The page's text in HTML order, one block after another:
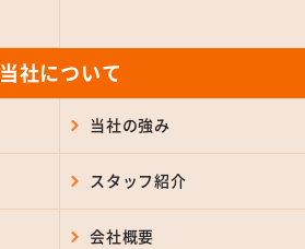
当社について
当社の強み
スタッフ紹介
会社概要